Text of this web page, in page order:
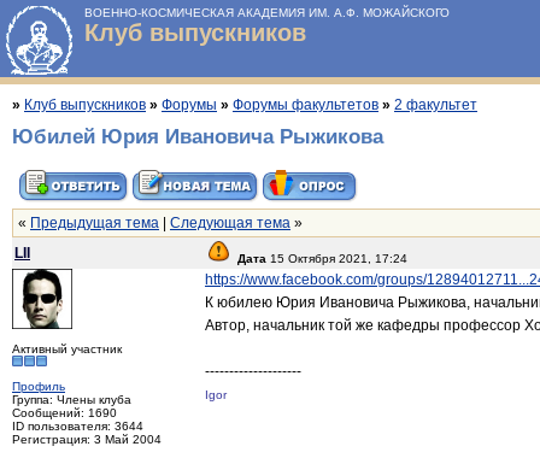
ВОЕННО-КОСМИЧЕСКАЯ АКАДЕМИЯ ИМ. А.Ф. МОЖАЙСКОГО
Клуб выпускников
» Клуб выпускников » Форумы » Форумы факультетов » 2 факультет
Юбилей Юрия Ивановича Рыжикова
« Предыдущая тема Следующая тема »
LII
Дата 15 Октября 2021, 17:24
Активный участник
Профиль
Группа: Члены клуба
Сообщений: 1690
ID пользователя: 3644
Регистрация: 3 Май 2004
https://www.facebook.com/groups/
К юбилею Юрия Ивановича Рыжикова,
Автор, начальник той же кафедры профессор
--------------------
Igor